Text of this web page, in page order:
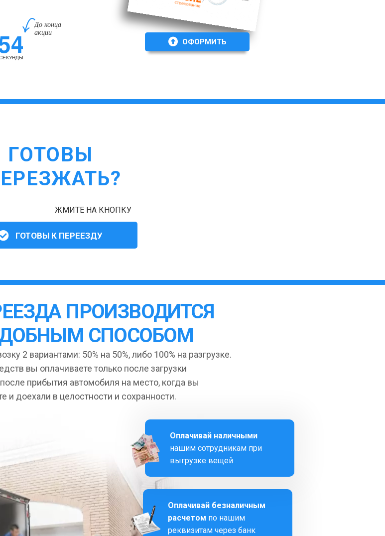
ОФОРМИТЬ
До конца
акции
ГОТОВЫ
ЖМИТЕ НА КНОПКУ
ГОТОВЫ К ПЕРЕЕЗДУ
ПРОИЗВОДИТСЯ
СПОСОБОМ
2 вариантами: 50% на 50%, либо 100% на разгрузке.
вы оплачиваете только после загрузки
прибытия автомобиля на место, когда вы
и доехали в целостности и сохранности.
Оплачивай безналичным
расчетом по нашим
реквизитам через банк
Оплачивай наличными
нашим сотрудникам при
выгрузке вещей